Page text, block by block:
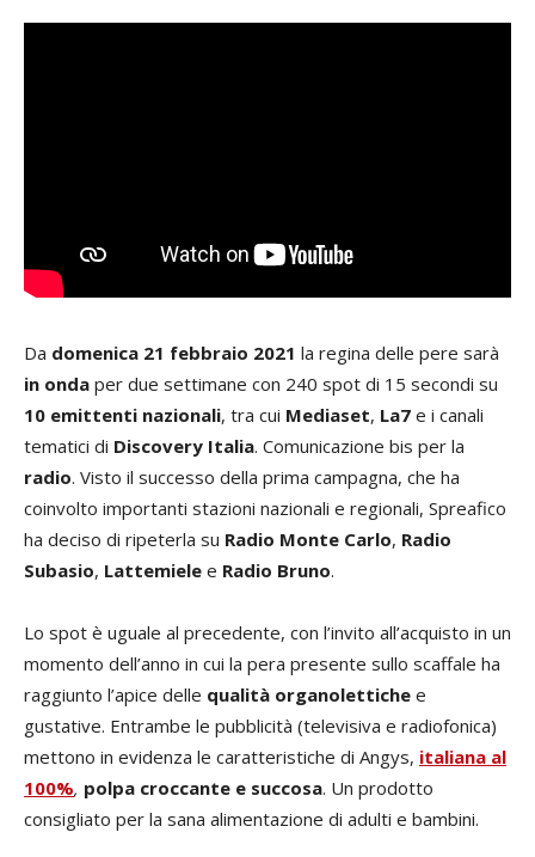
Da domenica 21 febbraio 2021 la regina delle pere sarà
in onda per due settimane con 240 spot di 15 secondi su
10 emittenti nazionali, tra cui Mediaset, La7 e i canali
tematici di Discovery Italia. Comunicazione bis per la
radio. Visto il successo della prima campagna, che ha
coinvolto importanti stazioni nazionali e regionali, Spreafico
ha deciso di ripeterla su Radio Monte Carlo, Radio
Subasio, Lattemiele e Radio Bruno.
Lo spot è uguale al precedente, con l’invito all’acquisto in un
momento dell’anno in cui la pera presente sullo scaffale ha
raggiunto l’apice delle qualità organolettiche e
gustative. Entrambe le pubblicità (televisiva e radiofonica)
mettono in evidenza le caratteristiche di Angys, italiana al
100%, polpa croccante e succosa. Un prodotto
consigliato per la sana alimentazione di adulti e bambini.